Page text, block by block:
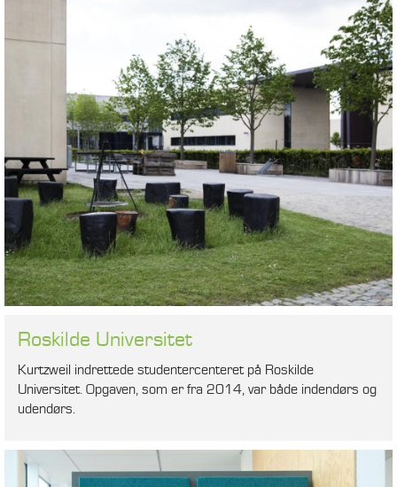
Roskilde Universitet
Kurtzweil indrettede studentercenteret på Roskilde
Universitet. Opgaven, som er fra 2014, var både indendørs og
udendørs.